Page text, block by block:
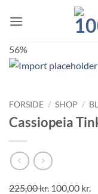
56%
FORSIDE / SHOP /
Cassiopeia
225,00kr. 100,00 kr.